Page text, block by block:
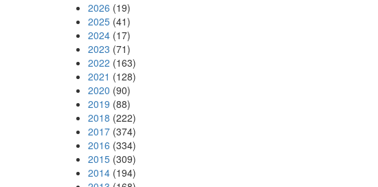
2026 (19)
2025 (41)
2024 (17)
2023 (71)
2022 (163)
2021 (128)
2020 (90)
2019 (88)
2018 (222)
2017 (374)
2016 (334)
2015 (309)
2014 (194)